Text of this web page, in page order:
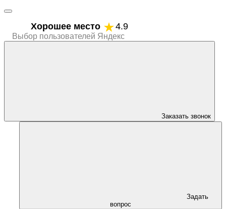
Хорошее место 4.9
Выбор пользователей Яндекс
Заказать звонок
вопрос